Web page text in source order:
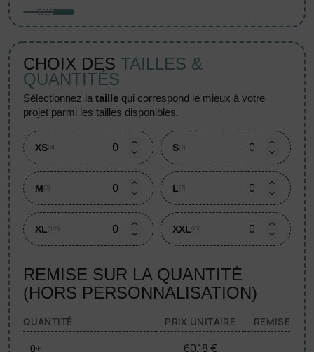
CHOIX DES TAILLES &
QUANTITÉS
sélectionnez lataille qui correspond le mieux à votre
projet parmi les tailles disponibles.
XS (8) S (7)
M (7) L (7)
XL (100) XXL (65)
REMISE SUR LA QUANTITÉ
(HORS PERSONNALISATION)
QUANTITÉ PRIX UNITAIRE REMISE
0+ 60,18 €